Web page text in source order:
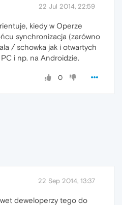
22 Jul 2014, 22:59
kiedy w Operze
synchronizacja (zarówno
/ schowka jak i otwartych
i np. na Androidzie.
0
22 Sep 2014, 13:37
deweloperzy tego do